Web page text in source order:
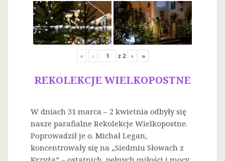
« ‹ z2 › »
REKOLEKCJE WIELKOPOSTNE
W dniach 31 marca – 2 kwietnia odbyły się
nasze parafialne Rekolekcje Wielkopostne.
Poprowadził je o. Michał Legan,
koncentrowały się na „Siedmiu Słowach z